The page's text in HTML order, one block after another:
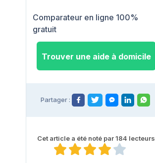
Comparateur en ligne 100%
gratuit
Trouver une aide à domicile
Partager :
Cet article a été noté par 184 lecteurs